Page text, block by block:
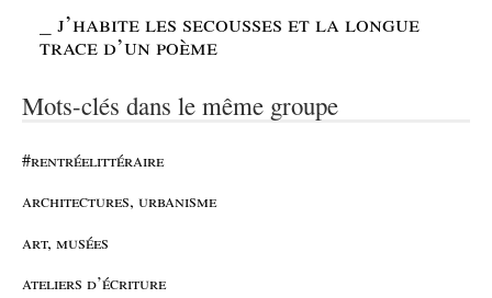
_j’habite les secousses et la longue
trace d’un poème
Mots-clés dans le même groupe
#rentréelittéraire
architectures, urbanisme
art, musées
ateliers d’écriture